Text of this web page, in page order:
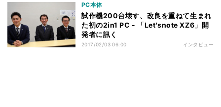
PC本体
試作機200台壊す、改良を重ねて生まれ
た初の2in1 PC - 「Let'snote XZ6」開
発者に訊く
2017/02/03 06:00 インタビュー